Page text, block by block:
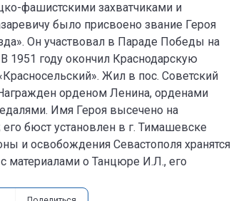
фашистскими захватчиками и
было присвоено звание Героя
Он участвовал в Параде Победы на
1951 году окончил Краснодарскую
Жил в пос. Советский
орденом Ленина, орденами
Имя Героя высечено на
бюст установлен в г. Тимашевске
и освобождения Севастополя хранятся
материалами о Танцюре И.Л., его